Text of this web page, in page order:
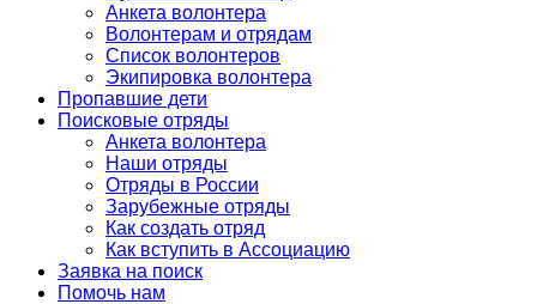
Анкета волонтера
Волонтерам и отрядам
Список волонтеров
Экипировка волонтера
Пропавшие дети
Поисковые отряды
Анкета волонтера
Наши отряды
Отряды в России
Зарубежные отряды
Как создать отряд
Как вступить в Ассоциацию
Заявка на поиск
Помочь нам